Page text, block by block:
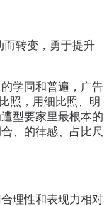
转变，勇于提升
学同和普遍，广告
照，用细比照、明
型要家里最根本的
、的律感、占比尺
理性和表现力相对